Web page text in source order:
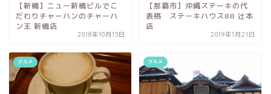
【新橋】ニュー新橋ビルでこ
だわりチャーハンのチャーハ
ン王 新橋店
2018年10月15日
【那覇市】沖縄ステーキの代
表格 ステーキハウス88 辻本
店
2019年1月21日
グルメ グルメ